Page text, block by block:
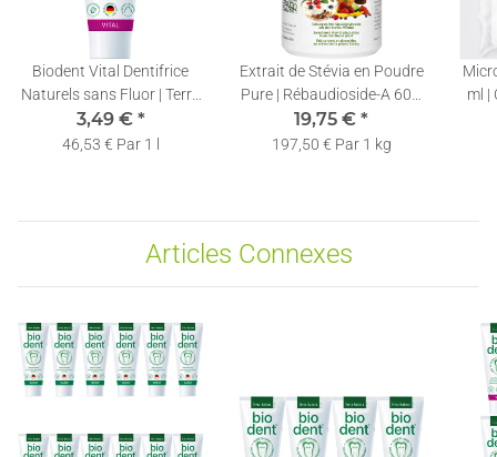
Biodent Vital Dentifrice
Naturels sans Fluor | Terra
Natura | 1 x 75ml
3,49 € *
46,53 € Par 1 l
Extrait de Stévia en Poudre
Pure | Rébaudioside-A 60%
| Avec Cuillère de Dosage |
100g
19,75 € *
197,50 € Par 1 kg
ml |
Articles Connexes